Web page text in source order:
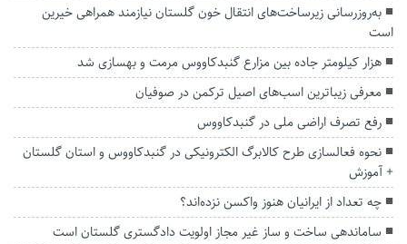
به‌روزرسانی زیرساخت‌های انتقال خون گلستان نیازمند همراهی خیرین
است
هزار کیلومتر جاده‌ بین مزارع گنبدکاووس مرمت و بهسازی شد
معرفی زیباترین اسب‌های اصیل ترکمن در صوفیان
رفع تصرف اراضی ملی در گنبدكاووس
نحوه فعالسازی طرح کالابرگ الکترونیکی در گنبدکاووس و استان گلستان
+ آموزش
چه تعداد از ایرانیان هنوز واکسن نزده‌اند؟
ساماندهی ساخت و ساز غیر مجاز اولویت دادگستری گلستان است